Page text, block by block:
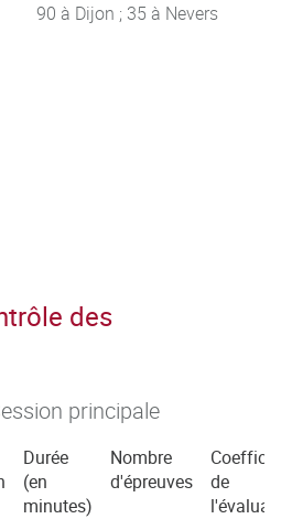
90 à Dijon ; 35 à Nevers
des
principale
Durée
(en
minutes)
Nombre
d'épreuves
de